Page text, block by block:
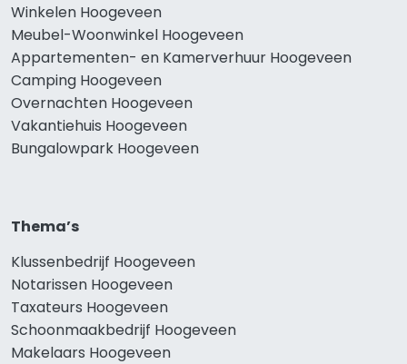
Winkelen Hoogeveen
Meubel-Woonwinkel Hoogeveen
Appartementen- en Kamerverhuur Hoogeveen
Camping Hoogeveen
Overnachten Hoogeveen
Vakantiehuis Hoogeveen
Bungalowpark Hoogeveen
Thema’s
Klussenbedrijf Hoogeveen
Notarissen Hoogeveen
Taxateurs Hoogeveen
Schoonmaakbedrijf Hoogeveen
Makelaars Hoogeveen